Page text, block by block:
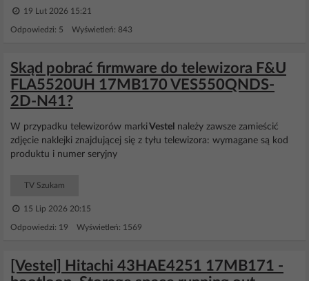
19 Lut 2026 15:21
Odpowiedzi: 5 Wyświetleń: 843
Skąd pobrać firmware do telewizora F&U
FLA5520UH 17MB170 VES550QNDS-
2D-N41?
W przypadku telewizorów marki Vestel należy zawsze zamieścić
zdjęcie naklejki znajdującej się z tyłu telewizora: wymagane są kod
produktu i numer seryjny
TV Szukam
15 Lip 2026 20:15
Odpowiedzi: 19 Wyświetleń: 1569
[Vestel] Hitachi 43HAE4251 17MB171 -